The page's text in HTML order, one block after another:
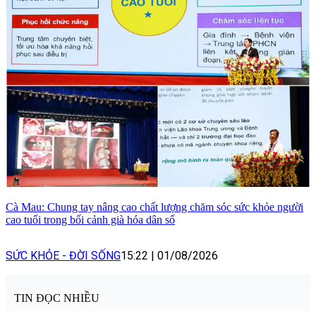
Cà Mau: Chung tay nâng cao chất lượng chăm sóc sức khỏe người
cao tuổi trong bối cảnh già hóa dân số
SỨC KHỎE - ĐỜI SỐNG15:22 | 01/08/2026
TIN ĐỌC NHIỀU